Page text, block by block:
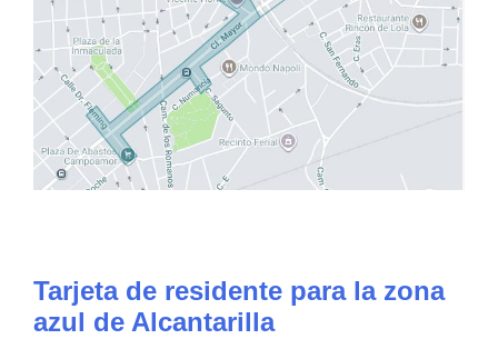
Tarjeta de residente para la zona
azul de Alcantarilla